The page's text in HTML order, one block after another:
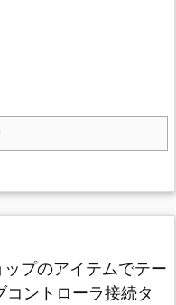
プのアイテムでテー
ントローラ接続タ